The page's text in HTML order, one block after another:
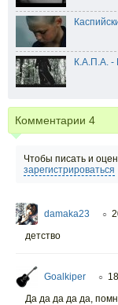
К.А.П.А. -
Комментарии 4
Чтобы писать и
зарегистрироваться
damaka23 ○
детство
Goalkiper ○
Да да да да да,